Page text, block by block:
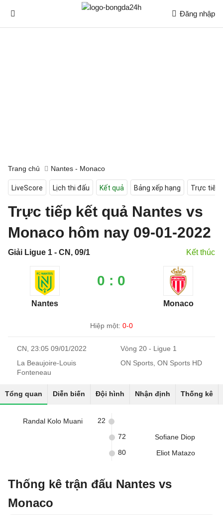
Đăng nhập
Trang chủ Nantes - Monaco
LiveScore Lịch thi đấu Kết quả Bảng xếp hạng Trực tiếp
Trực tiếp kết quả Nantes vs
Monaco hôm nay 09-01-2022
Giải Ligue 1 - CN, 09/1 Kết thúc
Nantes
0 : 0
Monaco
Hiệp một: 0-0
CN, 23:05 09/01/2022
Vòng 20 - Ligue 1
La Beaujoire-Louis
Fonteneau
ON Sports, ON Sports HD
Tổng quan Diễn biến Đội hình Nhận định Thống kê
Randal Kolo Muani 22
Sofiane Diop
72
Eliot Matazo
80
Thống kê trận đấu Nantes vs
Monaco